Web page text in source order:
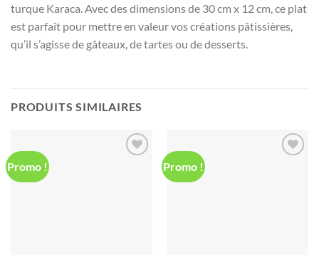
turque Karaca. Avec des dimensions de 30 cm x 12 cm, ce plat
est parfait pour mettre en valeur vos créations pâtissières,
qu’il s’agisse de gâteaux, de tartes ou de desserts.
PRODUITS SIMILAIRES
Promo ! Promo !